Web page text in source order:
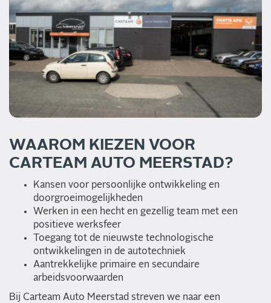
WAAROM KIEZEN VOOR
CARTEAM AUTO MEERSTAD?
Kansen voor persoonlijke ontwikkeling en
doorgroeimogelijkheden
Werken in een hecht en gezellig team met een
positieve werksfeer
Toegang tot de nieuwste technologische
ontwikkelingen in de autotechniek
Aantrekkelijke primaire en secundaire
arbeidsvoorwaarden
Bij Carteam Auto Meerstad streven we naar een